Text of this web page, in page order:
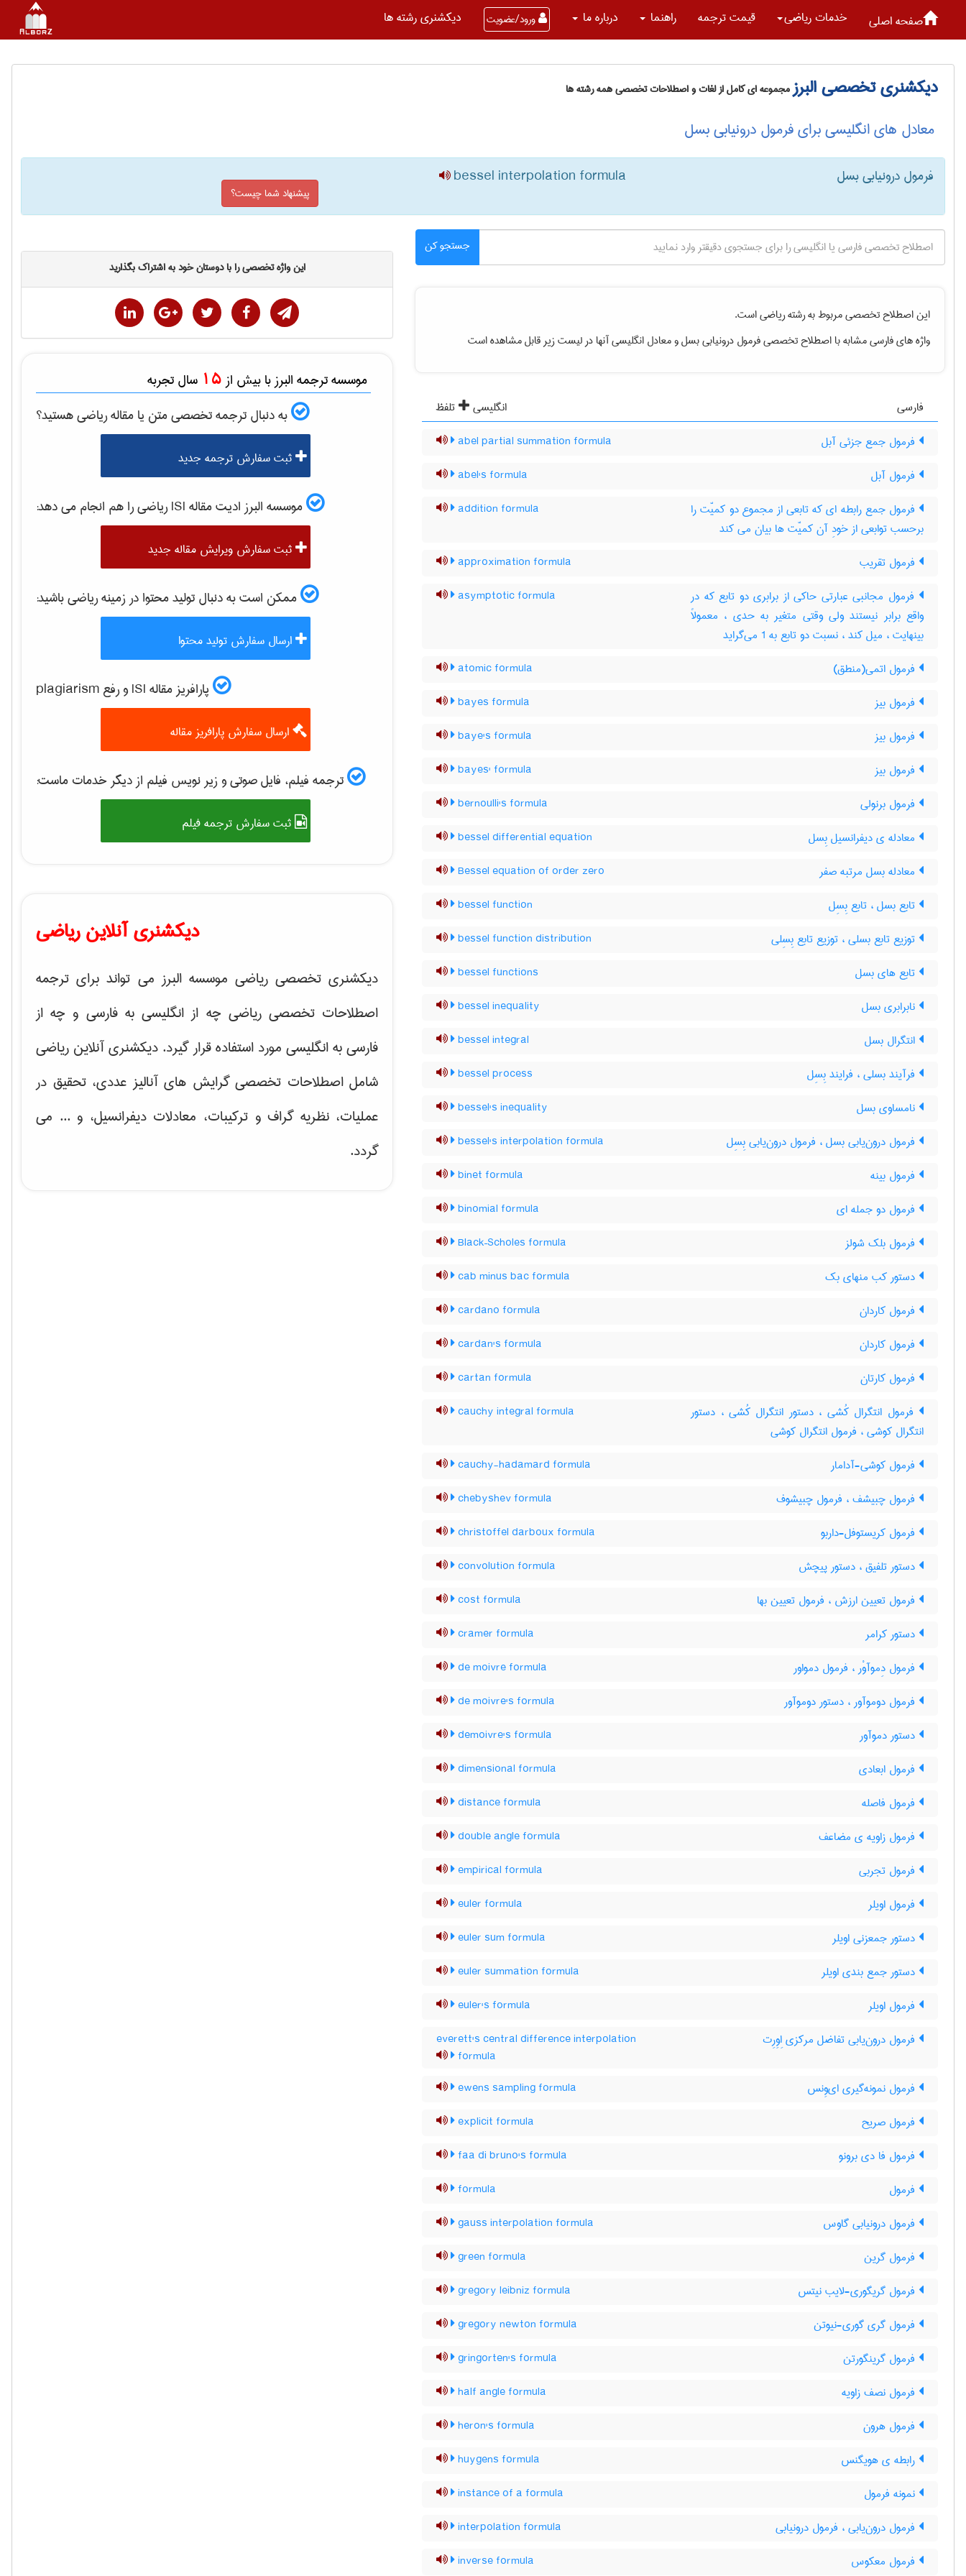
صفحه اصلی خدمات رياضی قیمت ترجمه راهنما درباره ما ورود/عضویت دیکشنری رشته ها
دیکشنری تخصصی البرزمجموعه ای کامل از لغات و اصطلاحات تخصصی همه رشته ها
معادل های انگلیسی برای فرمول درونیابی بسل
فرمول درونیابی بسل bessel interpolation formula
پیشنهاد شما چیست؟
جستجو کن
این اصطلاح تخصصی مربوط به رشتهرياضیاست.
واژه های فارسی مشابه با اصطلاح تخصصیفرمول درونیابی بسلو معادل انگلیسی آنها در لیست زیر قابل مشاهده است
فارسی انگلیسی
تلفظ
فرمول جمع جزئی آبل
abel partial summation formula
فرمول آبل abel's formula
فرمول جمع رابطه ای که تابعی از مجموع دو کمیّت را
برحسب توابعی از خودِ آن کمیّت ها بیان می کند
addition formula
فرمول تقریب approximation formula
فرمول مجانبی عبارتی حاکی از برابری دو تابع که در
واقع برابر نیستند ولی وقتی متغیر به حدی ، معمولاً
بینهایت ، میل کند ، نسبت دو تابع به 1 می‌گراید
asymptotic formula
فرمول اتمی(منطق) atomic formula
فرمول بیز bayes formula
فرمول بیز baye's formula
فرمول بیز bayes' formula
فرمول برنولی bernoulli's formula
معادله ی دیفرانسیل بِسل bessel differential equation
معادله بسل مرتبه صفر Bessel equation of order zero
تابع بسل ، تابع بِسِل bessel function
توزیع تابع بسلی ، توزیع تابع بِسِلی bessel function distribution
تابع های بسل bessel functions
نابرابری بسل bessel inequality
انتگرال بسل bessel integral
فرآیند بسلی ، فرایند بِسِل bessel process
نامساوی بسل bessel's inequality
فرمول درون‌یابی بسل ، فرمول درون‌یابی بِسِل bessel's interpolation formula
فرمول بینه binet formula
فرمول دو جمله ای binomial formula
فرمول بلک شولز Black–Scholes formula
دستور کب منهای بک cab minus bac formula
فرمول کاردان cardano formula
فرمول کاردان cardan's formula
فرمول کارتان cartan formula
فرمول انتگرال کُشی ، دستور انتگرال کُشی ، دستور
انتگرال کوشی ، فرمول انتگرال کوشی
cauchy integral formula
فرمول کوشی-آدامار cauchy-hadamard formula
فرمول چبیشف ، فرمول چبیشوف chebyshev formula
فرمول کریستوفل-داربو christoffel darboux formula
دستور تلفیق ، دستور پیچش convolution formula
فرمول تعیین ارزش ، فرمول تعیین بها cost formula
دستور کرامر cramer formula
فرمول دِموآوْر ، فرمول دمواور de moivre formula
فرمول دوموآور ، دستور دوموآور de moivre's formula
دستور دموآور demoivre's formula
فرمول ابعادی dimensional formula
فرمول فاصله distance formula
فرمول زاویه ی مضاعف double angle formula
فرمول تجربی empirical formula
فرمول اویلر euler formula
دستور جمعزنی اویلر euler sum formula
دستور جمع بندی اویلر euler summation formula
فرمول اویلر euler's formula
فرمول درون‌یابی تفاضل مرکزی اِوِرِت
everett's central difference interpolation
formula
فرمول نمونه‌گیری ای‌وِنس ewens sampling formula
فرمول صریح explicit formula
فرمول فا دی برونو faa di bruno's formula
فرمول formula
فرمول درونیابی گاوس gauss interpolation formula
فرمول گرین green formula
فرمول گریگوری-لایب نیتس gregory leibniz formula
فرمول گری گوری-نیوتن gregory newton formula
فرمول گرینگورتن gringorten's formula
فرمول نصف زاویه half angle formula
فرمول هرون heron's formula
رابطه ی هویگنس huygens formula
نمونه فرمول instance of a formula
فرمول درون‌یابی ، فرمول درونیابی interpolation formula
فرمول معکوس inverse formula
این واژه تخصصی را با دوستان خود به اشتراک بگذارید
موسسه ترجمه البرز با بیش از 15 سال تجربه
به دنبال ترجمه تخصصی متن یا مقالهرياضیهستید؟
ثبت سفارش ترجمه جدید
موسسه البرز ادیت مقاله ISI رياضیرا هم انجام می دهد:
ثبت سفارش ویرایش مقاله جدید
ممکن است به دنبال تولید محتوا در زمینهرياضیباشید:
ارسال سفارش تولید محتوا
پارافریز مقاله ISI و رفع plagiarism
ارسال سفارش پارافریز مقاله
ترجمه فیلم، فایل صوتی و زیر نویس فیلم از دیگر خدمات ماست:
ثبت سفارش ترجمه فیلم
دیکشنری آنلاین ریاضی
دیکشنری تخصصی ریاضی موسسه البرز می تواند برای ترجمه
اصطلاحات تخصصی ریاضی چه از انگلیسی به فارسی و چه از
فارسی به انگلیسی مورد استفاده قرار گیرد. دیکشنری آنلاین ریاضی
شامل اصطلاحات تخصصی گرایش هایآنالیز عددی، تحقیق در
عملیات، نظریه گراف و تركیبات، معادلات دیفرانسیل، و ... می
گردد.